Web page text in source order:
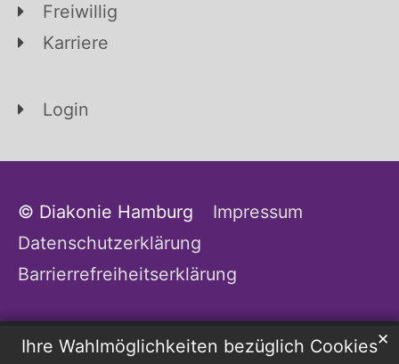
Ihre Wahlmöglichkeiten bezüglich Cookies✕
Freiwillig
Karriere
Login
© Diakonie Hamburg
Impressum
Datenschutzerklärung
Barrierrefreiheitserklärung